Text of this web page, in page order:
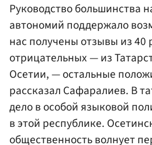
Руководство большинства
автономий поддержало
нас получены отзывы из 40
отрицательных — из
Осетии, — остальные
рассказал Сафаралиев. В
дело в особой языковой
в этой республике.
общественность волнует